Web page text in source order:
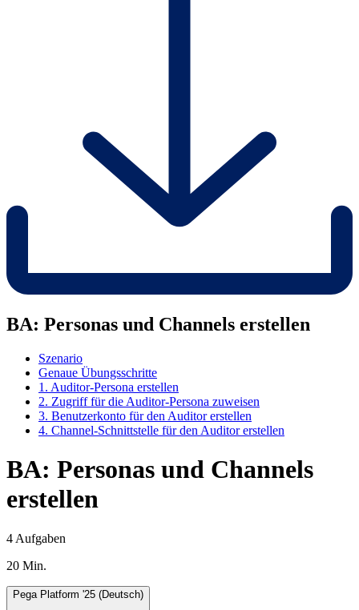
BA: Personas und Channels erstellen
Szenario
Genaue Übungsschritte
1. Auditor-Persona erstellen
2. Zugriff für die Auditor-Persona zuweisen
3. Benutzerkonto für den Auditor erstellen
4. Channel-Schnittstelle für den Auditor erstellen
BA: Personas und Channels
erstellen
4 Aufgaben
20 Min.
Pega Platform '25 (Deutsch)